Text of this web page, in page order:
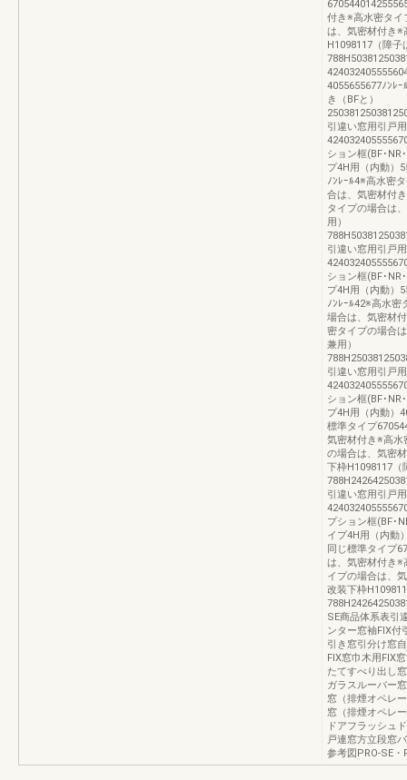
付き※高水密タイ
は、気密材付き※
H1098117（障子
4055655677ﾉﾝﾚ
き（BFと）
引違い窓用引戸
ション框(BF･NR
プ4H用（内動）
ﾉﾝﾚｰﾙ4※高水密
合は、気密材付
タイプの場合は
用）
引違い窓用引戸
ション框(BF･NR
プ4H用（内動）
ﾉﾝﾚｰﾙ42※高水密
場合は、気密材
密タイプの場合
兼用）
引違い窓用引戸
ション框(BF･NR
プ4H用（内動）
標準タイプ
気密材付き※高水
の場合は、気密
下枠H1098117（
引違い窓用引戸
プション框(BF･
イプ4H用（内動
同じ標準タイプ
は、気密材付き※
イプの場合は、
改装下枠
SE商品体系表引
ンター窓袖FIX付
引き窓引分け窓
FIX窓巾木用FIX
たてすべり出し
ガラスルーバー
窓（排煙オペレ
窓（排煙オペレ
ドアフラッシュ
戸連窓方立段窓
参考図PRO-SE・